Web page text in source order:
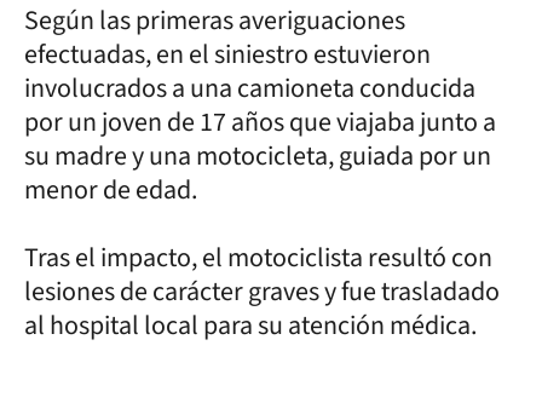
Según las primeras averiguaciones
efectuadas, en el siniestro estuvieron
involucrados a una camioneta conducida
por un joven de 17 años que viajaba junto a
su madre y una motocicleta, guiada por un
menor de edad.
Tras el impacto, el motociclista resultó con
lesiones de carácter graves y fue trasladado
al hospital local para su atención médica.